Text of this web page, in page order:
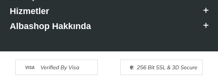
Hizmetler
Albashop Hakkında